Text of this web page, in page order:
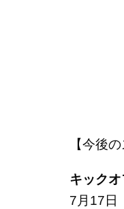
【今後
キック
7月17日